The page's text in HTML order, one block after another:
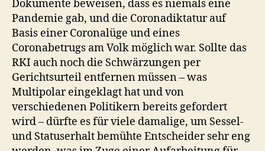
Dokumente beweisen, dass es niemals eine
Pandemie gab, und die Coronadiktatur auf
Basis einer Coronalüge und eines
Coronabetrugs am Volk möglich war. Sollte das
RKI auch noch die Schwärzungen per
Gerichtsurteil entfernen müssen – was
Multipolar eingeklagt hat und von
verschiedenen Politikern bereits gefordert
wird – dürfte es für viele damalige, um Sessel-
und Statuserhalt bemühte Entscheider sehr eng